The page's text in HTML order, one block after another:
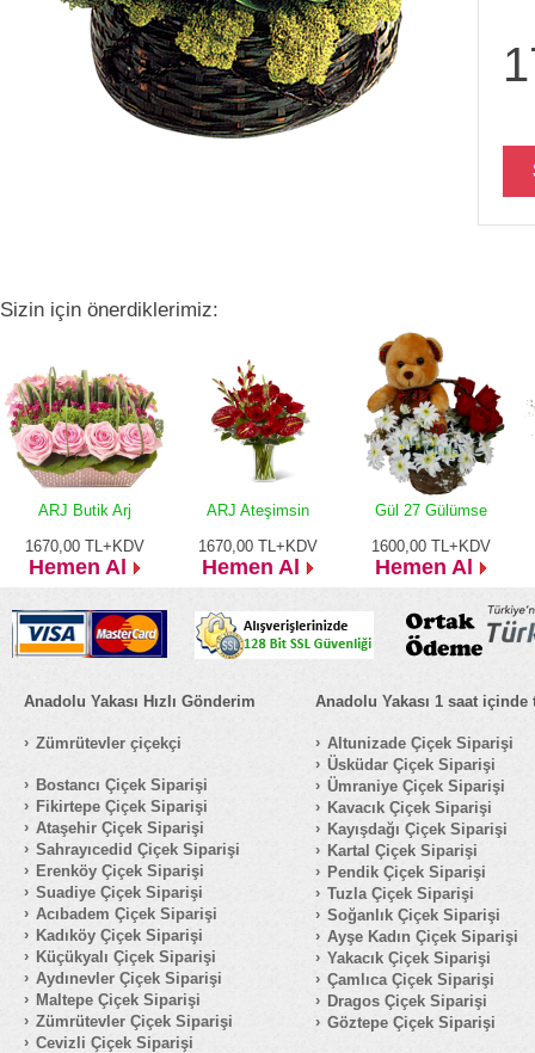
Sizin için önerdiklerimiz:
ARJ Butik Arj
1670,00 TL+KDV
Hemen Al
ARJ Ateşimsin
1670,00 TL+KDV
Hemen Al
Gül 27 Gülümse
1600,00 TL+KDV
Hemen Al
Anadolu Yakası Hızlı Gönderim
Zümrütevler çiçekçi
Bostancı Çiçek Siparişi
Fikirtepe Çiçek Siparişi
Ataşehir Çiçek Siparişi
Sahrayıcedid Çiçek Siparişi
Erenköy Çiçek Siparişi
Suadiye Çiçek Siparişi
Acıbadem Çiçek Siparişi
Kadıköy Çiçek Siparişi
Küçükyalı Çiçek Siparişi
Aydınevler Çiçek Siparişi
Maltepe Çiçek Siparişi
Zümrütevler Çiçek Siparişi
Cevizli Çiçek Siparişi
Anadolu Yakası 1 saat içinde
Altunizade Çiçek Siparişi
Üsküdar Çiçek Siparişi
Ümraniye Çiçek Siparişi
Kavacık Çiçek Siparişi
Kayışdağı Çiçek Siparişi
Kartal Çiçek Siparişi
Pendik Çiçek Siparişi
Tuzla Çiçek Siparişi
Soğanlık Çiçek Siparişi
Ayşe Kadın Çiçek Siparişi
Yakacık Çiçek Siparişi
Çamlıca Çiçek Siparişi
Dragos Çiçek Siparişi
Göztepe Çiçek Siparişi